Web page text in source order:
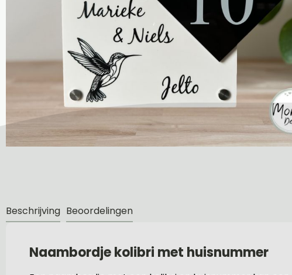
Beschrijving Beoordelingen
Naambordje kolibri met huisnummer